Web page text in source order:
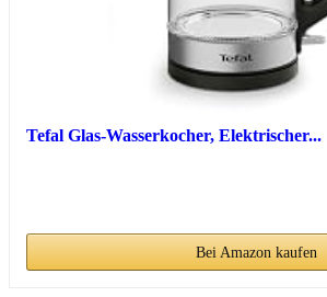
Tefal Glas-Wasserkocher, Elektrischer...
Bei Amazon kaufen